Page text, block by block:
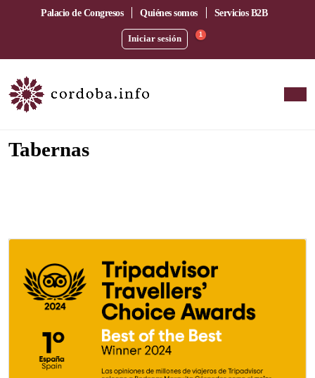
Palacio de Congresos Quiénes somos Servicios B2B
Iniciar sesión 1
Tabernas